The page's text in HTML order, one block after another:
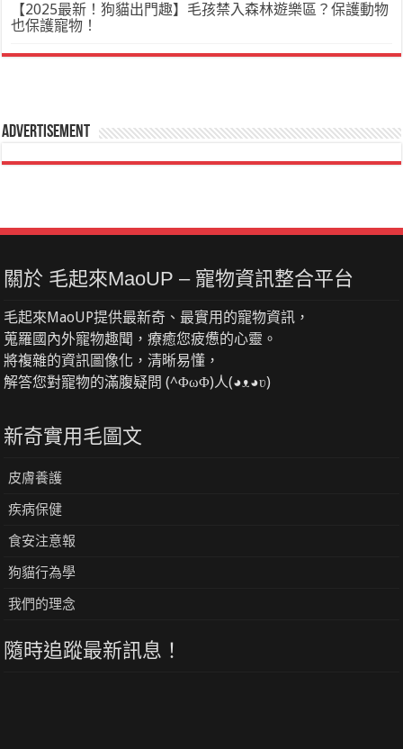
【2025最新！狗貓出門趣】毛孩禁入森林遊樂區？保護動物
也保護寵物！
Advertisement
關於 毛起來MaoUP – 寵物資訊整合平台
毛起來MaoUP提供最新奇、最實用的寵物資訊，
蒐羅國內外寵物趣聞，療癒您疲憊的心靈。
將複雜的資訊圖像化，清晰易懂，
解答您對寵物的滿腹疑問 (^ΦωΦ)人(◕ᴥ◕ʋ)
新奇實用毛圖文
皮膚養護
疾病保健
食安注意報
狗貓行為學
我們的理念
隨時追蹤最新訊息！